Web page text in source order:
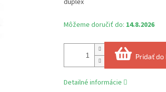
Môžeme doručiť do: 14.8.2026
Pridať do
duplex
Detailné informácie